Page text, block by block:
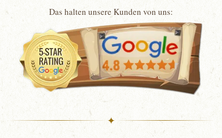
Das halten unsere Kunden von uns:
✦